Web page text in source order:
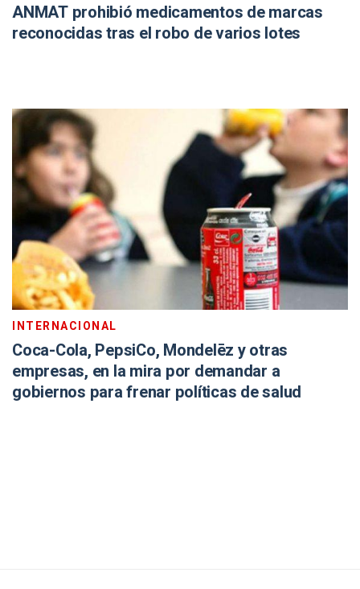
ANMAT prohibió medicamentos de marcas
reconocidas tras el robo de varios lotes
INTERNACIONAL
Coca-Cola, PepsiCo, Mondelēz y otras
empresas, en la mira por demandar a
gobiernos para frenar políticas de salud